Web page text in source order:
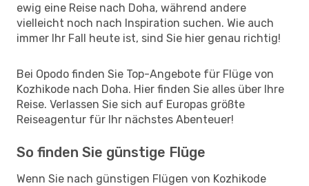
ewig eine Reise nach Doha, während andere
vielleicht noch nach Inspiration suchen. Wie auch
immer Ihr Fall heute ist, sind Sie hier genau richtig!
Bei Opodo finden Sie Top-Angebote für Flüge von
Kozhikode nach Doha. Hier finden Sie alles über Ihre
Reise. Verlassen Sie sich auf Europas größte
Reiseagentur für Ihr nächstes Abenteuer!
So finden Sie günstige Flüge
Wenn Sie nach günstigen Flügen von Kozhikode